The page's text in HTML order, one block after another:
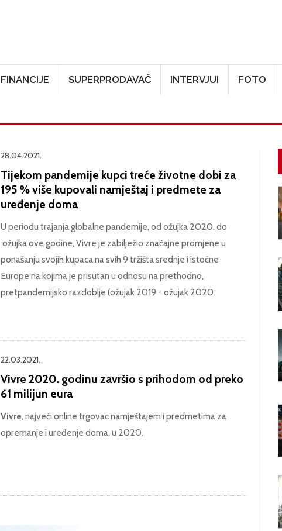
FINANCIJE SUPERPRODAVAČ INTERVJUI FOTO
28.04.2021.
Tijekom pandemije kupci treće životne dobi za
195 % više kupovali namještaj i predmete za
uređenje doma
U periodu trajanja globalne pandemije, od ožujka 2020. do
ožujka ove godine, Vivre je zabilježio značajne promjene u
ponašanju svojih kupaca na svih 9 tržišta srednje i istočne
Europe na kojima je prisutan u odnosu na prethodno,
pretpandemijsko razdoblje (ožujak 2019 - ožujak 2020.
22.03.2021.
Vivre 2020. godinu završio s prihodom od preko
61 milijun eura
Vivre, najveći online trgovac namještajem i predmetima za
opremanje i uređenje doma, u 2020.